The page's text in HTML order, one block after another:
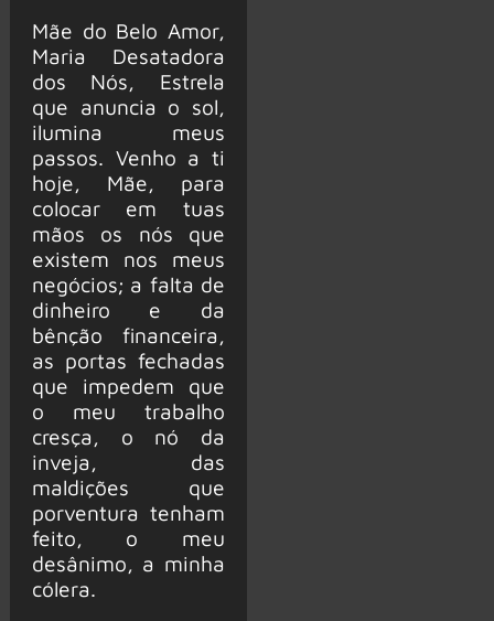
​​​​​​Mãe do Belo Amor,
Maria Desatadora
dos Nós, Estrela
que anuncia o sol,
ilumina meus
passos. Venho a ti
hoje, Mãe, para
colocar em tuas
mãos os nós que
existem nos meus
negócios; a falta de
dinheiro e da
bênção financeira,
as portas fechadas
que impedem que
o meu trabalho
cresça, o nó da
inveja, das
maldições que
porventura tenham
feito, o meu
desânimo, a minha
cólera.